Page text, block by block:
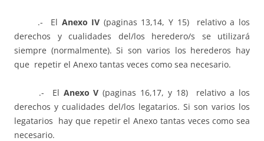
.- El Anexo IV (paginas 13,14, Y 15) relativo a los
derechos y cualidades del/los heredero/s se utilizará
siempre (normalmente). Si son varios los herederos hay
que repetir el Anexo tantas veces como sea necesario.
.- El Anexo V (paginas 16,17, y 18) relativo a los
derechos y cualidades del/los legatarios. Si son varios los
legatarios hay que repetir el Anexo tantas veces como sea
necesario.